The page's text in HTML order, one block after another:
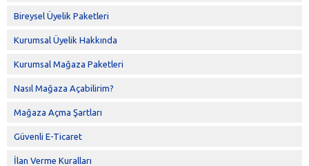
Bireysel Üyelik Paketleri
Kurumsal Üyelik Hakkında
Kurumsal Mağaza Paketleri
Nasıl Mağaza Açabilirim?
Mağaza Açma Şartları
Güvenli E-Ticaret
İlan Verme Kuralları